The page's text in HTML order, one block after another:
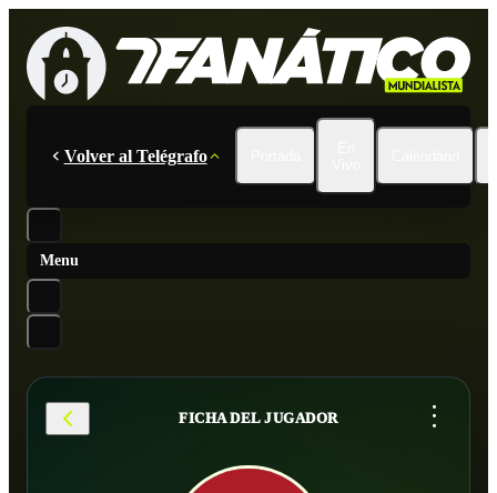
Volver al Telégrafo
Menu
FICHA DEL JUGADOR ...